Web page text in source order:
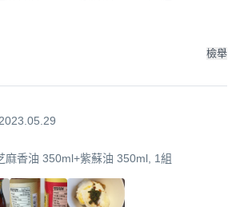
檢舉
2023.05.29
麻香油 350ml+紫蘇油 350ml, 1組